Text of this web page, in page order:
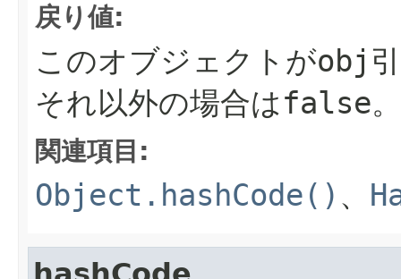
戻り値:
このオブジェクトがobj
それ以外の場合はfalse。
関連項目:
Object.hashCode() 、